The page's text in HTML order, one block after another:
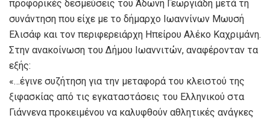
προφορικές δεσμεύσεις του Άδωνη Γεωργιάδη μετά τη
συνάντηση που είχε με το δήμαρχο Ιωαννίνων Μωυσή
Ελισάφ και τον περιφερειάρχη Ηπείρου Αλέκο Καχριμάνη.
Στην ανακοίνωση του Δήμου Ιωαννιτών, αναφέρονταν τα
εξής:
«…έγινε συζήτηση για την μεταφορά του κλειστού της
ξιφασκίας από τις εγκαταστάσεις του Ελληνικού στα
Γιάννενα προκειμένου να καλυφθούν αθλητικές ανάγκες